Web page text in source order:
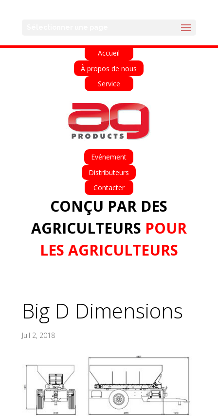
Accueil
À propos de nous
Service
Evénement
Distributeurs
Contacter
CONÇU PAR DES
AGRICULTEURS POUR
LES AGRICULTEURS
Big D Dimensions
Juil 2, 2018